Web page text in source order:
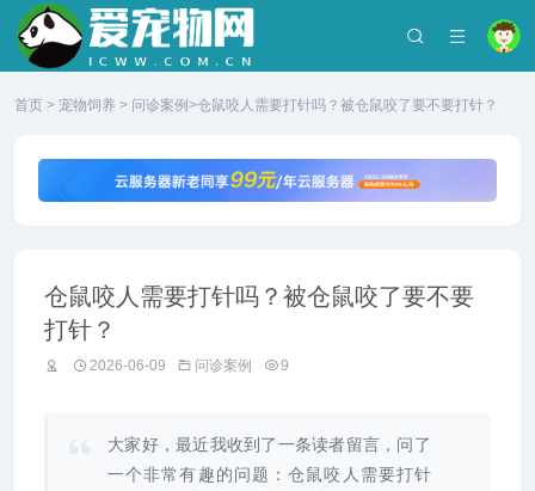
首页 > 宠物饲养 > 问诊案例 >仓鼠咬人需要打针吗？被仓鼠咬了要不要打针？
仓鼠咬人需要打针吗？被仓鼠咬了要不要
打针？
2026-06-09 问诊案例 9
大家好，最近我收到了一条读者留言，问了
一个非常有趣的问题：仓鼠咬人需要打针